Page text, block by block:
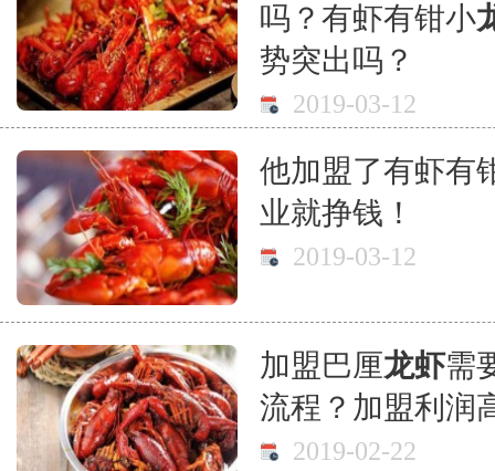
吗？有虾有钳小
势突出吗？
2019-03-12
他加盟了有虾有
业就挣钱！
2019-03-12
加盟巴厘龙虾需
流程？加盟利润
2019-02-22